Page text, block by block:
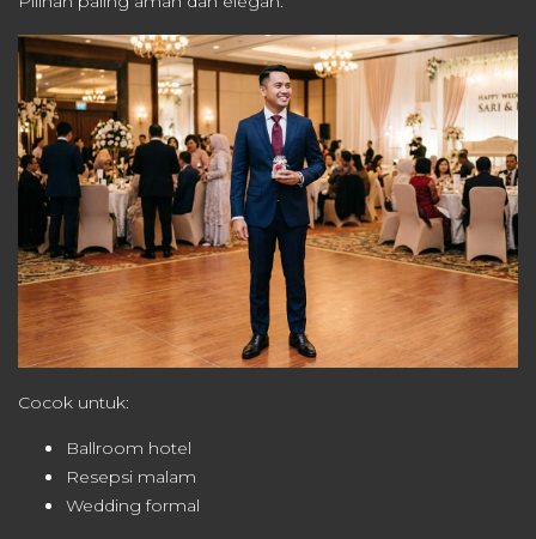
Cocok untuk:
Ballroom hotel
Resepsi malam
Wedding formal